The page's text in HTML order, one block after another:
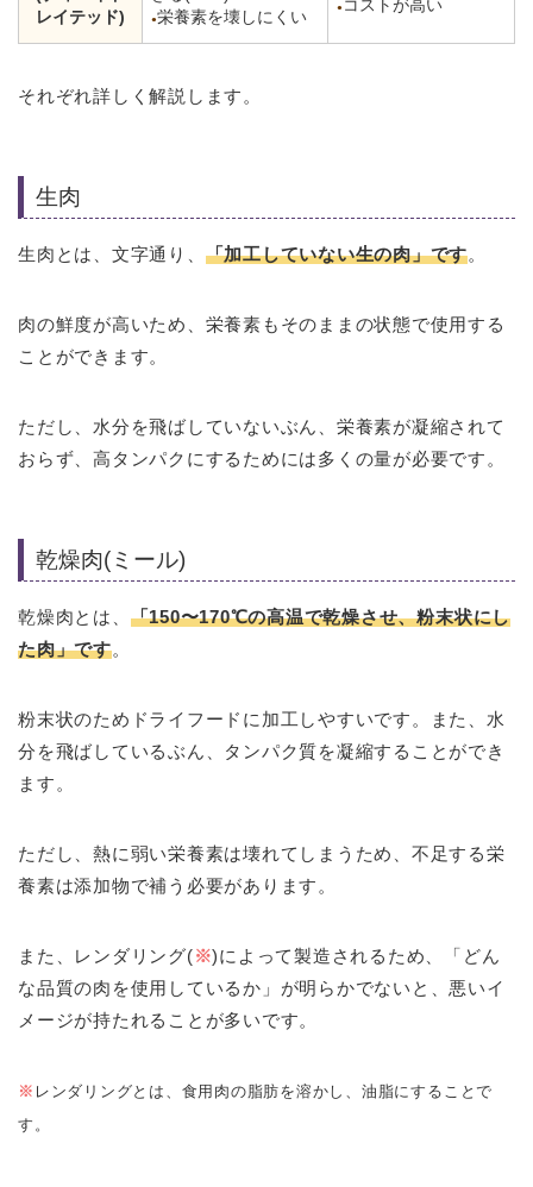
レイテッド)
●栄養素を壊しにくい ● コストが高い
それぞれ詳しく解説します。
生肉
生肉とは、文字通り、 「加工していない生の肉」です。
肉の鮮度が高いため、栄養素もそのままの状態で使用する
ことができます。
ただし、水分を飛ばしていないぶん、栄養素が凝縮されて
おらず、高タンパクにするためには多くの量が必要です。
乾燥肉(ミール)
乾燥肉とは、 「150〜170℃の高温で乾燥させ、粉末状にし
た肉」です。
粉末状のためドライフードに加工しやすいです。また、水
分を飛ばしているぶん、タンパク質を凝縮することができ
ます。
ただし、熱に弱い栄養素は壊れてしまうため、不足する栄
養素は添加物で補う必要があります。
また、レンダリング(※)によって製造されるため、「どん
な品質の肉を使用しているか」が明らかでないと、悪いイ
メージが持たれることが多いです。
※ レンダリングとは、食用肉の脂肪を溶かし、油脂にすることで
す。